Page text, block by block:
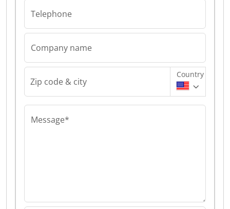
Telephone
Company name
Zip code & city
Country
Message*